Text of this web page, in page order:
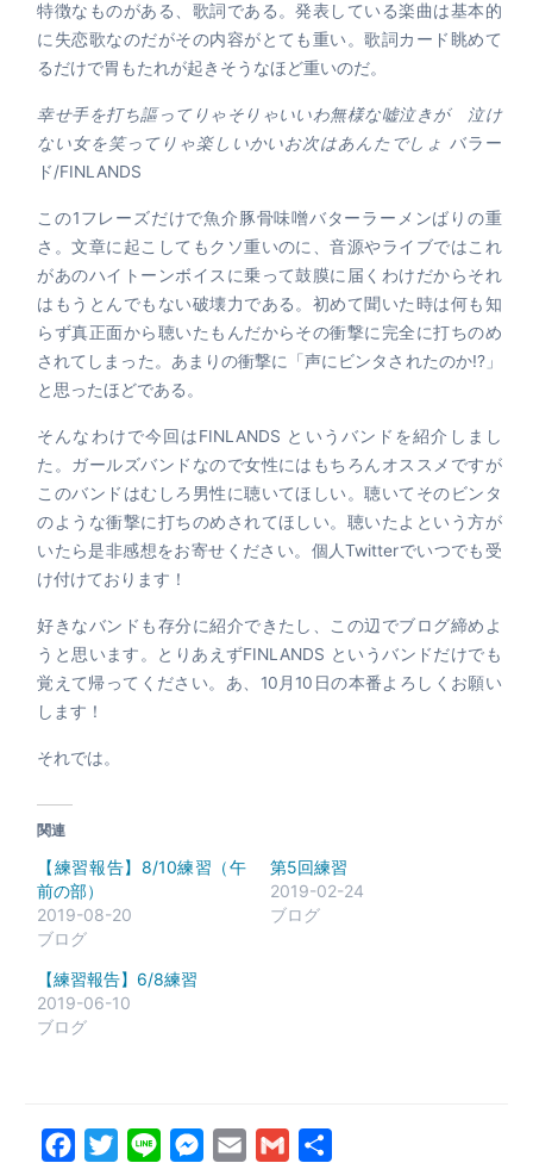
特徴なものがある、歌詞である。発表している楽曲は基本的
に失恋歌なのだがその内容がとても重い。歌詞カード眺めて
るだけで胃もたれが起きそうなほど重いのだ。
幸せ手を打ち謳ってりゃそりゃいいわ無様な嘘泣きが 泣け
ない女を笑ってりゃ楽しいかいお次はあんたでしょ バラー
ド/FINLANDS
この1フレーズだけで魚介豚骨味噌バターラーメンばりの重
さ。文章に起こしてもクソ重いのに、音源やライブではこれ
があのハイトーンボイスに乗って鼓膜に届くわけだからそれ
はもうとんでもない破壊力である。初めて聞いた時は何も知
らず真正面から聴いたもんだからその衝撃に完全に打ちのめ
されてしまった。あまりの衝撃に「声にビンタされたのか!?」
と思ったほどである。
そんなわけで今回はFINLANDS というバンドを紹介しまし
た。ガールズバンドなので女性にはもちろんオススメですが
このバンドはむしろ男性に聴いてほしい。聴いてそのビンタ
のような衝撃に打ちのめされてほしい。聴いたよという方が
いたら是非感想をお寄せください。個人Twitterでいつでも受
け付けております！
好きなバンドも存分に紹介できたし、この辺でブログ締めよ
うと思います。とりあえずFINLANDS というバンドだけでも
覚えて帰ってください。あ、10月10日の本番よろしくお願い
します！
それでは。
関連
【練習報告】8/10練習（午
前の部）
2019-08-20
ブログ
第5回練習
2019-02-24
ブログ
【練習報告】6/8練習
2019-06-10
ブログ
FacebookTwitterLine Messenger
Email Gmail